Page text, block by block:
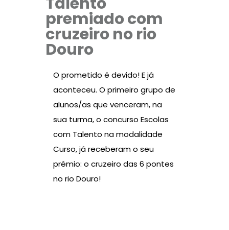
premiado com
cruzeiro no rio
Douro
O prometido é devido! E já
aconteceu. O primeiro grupo de
alunos/as que venceram, na
sua turma, o concurso Escolas
com Talento na modalidade
Curso, já receberam o seu
prémio: o cruzeiro das 6 pontes
no rio Douro!